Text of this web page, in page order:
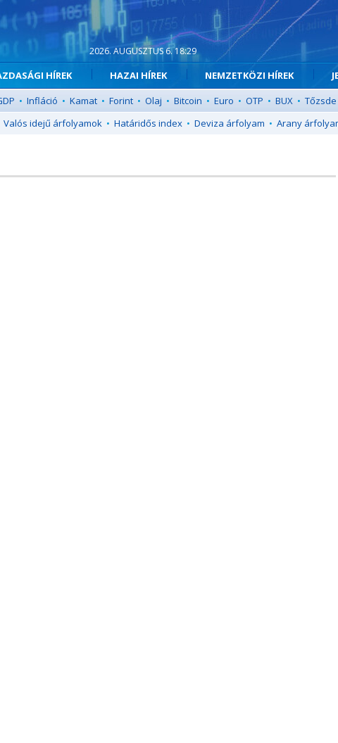
2026. AUGUSZTUS 6. 18:29
HÍREK HAZAI HÍREK NEMZETKÖZI HÍREK
• Infláció • Kamat • Forint • Olaj • Bitcoin • Euro • OTP • BUX • Tőzsde
Valós idejű árfolyamok • Határidős index • Deviza árfolyam • Arany